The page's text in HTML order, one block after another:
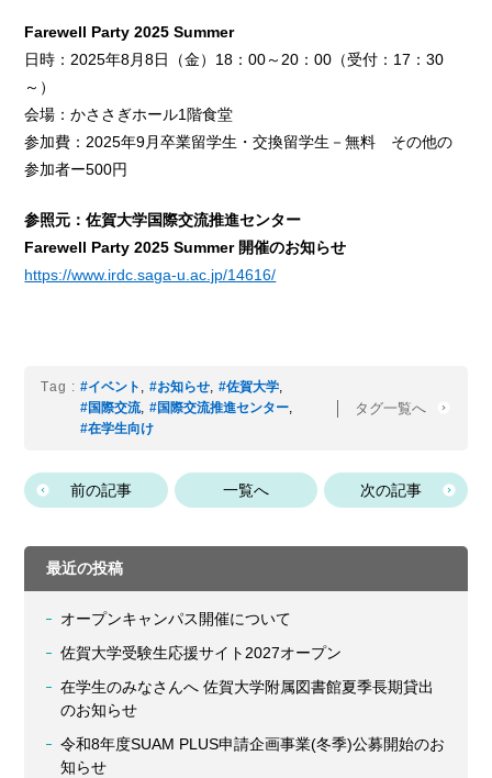
Farewell Party 2025 Summer
日時：2025年8月8日（金）18：00～20：00（受付：17：30
～）
会場：かささぎホール1階食堂
参加費：2025年9月卒業留学生・交換留学生－無料 その他の
参加者ー500円
参照元：佐賀大学国際交流推進センター
Farewell Party 2025 Summer 開催のお知らせ
https://www.irdc.saga-u.ac.jp/14616/
Tag : #イベント , #お知らせ, #佐賀大学,
#国際交流, #国際交流推進センター,
#在学生向け
タグ一覧へ
前の記事 一覧へ 次の記事
最近の投稿
オープンキャンパス開催について
佐賀大学受験生応援サイト2027オープン
在学生のみなさんへ 佐賀大学附属図書館夏季長期貸出
のお知らせ
令和8年度SUAM PLUS申請企画事業(冬季)公募開始のお
知らせ